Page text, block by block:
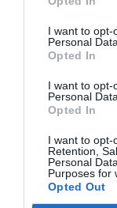
I want to opt-
Personal Data.
Opted In
I want to opt-
Personal
Opted In
I want to opt-
Retention,
Personal
Purposes for
Opted Out
Roger Requena
Pilates